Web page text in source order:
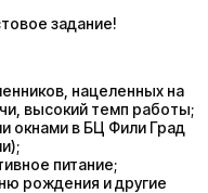
задание!
нацеленных на
высокий темп работы;
окнами в БЦ Фили Град
питание;
рождения и другие